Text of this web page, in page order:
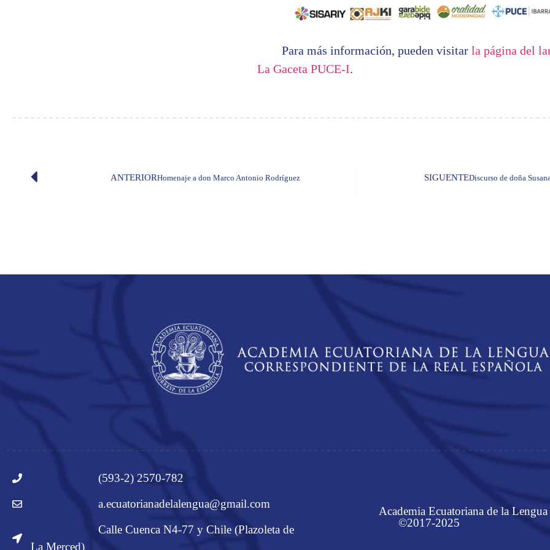
Para más información, pueden visitar la página del
La Gaceta PUCE-I.
ANTERIORHomenaje a don Marco Antonio Rodríguez SIGUENTEDiscurso de doña
(593-2) 2570-782
a.ecuatorianadelalengua@gmail.com
Calle Cuenca N4-77 y Chile (Plazoleta de
La Merced)
Academia Ecuatoriana de la Lengua
©2017-2025